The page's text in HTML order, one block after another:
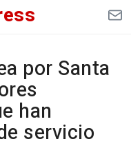
por Santa
han
servicio